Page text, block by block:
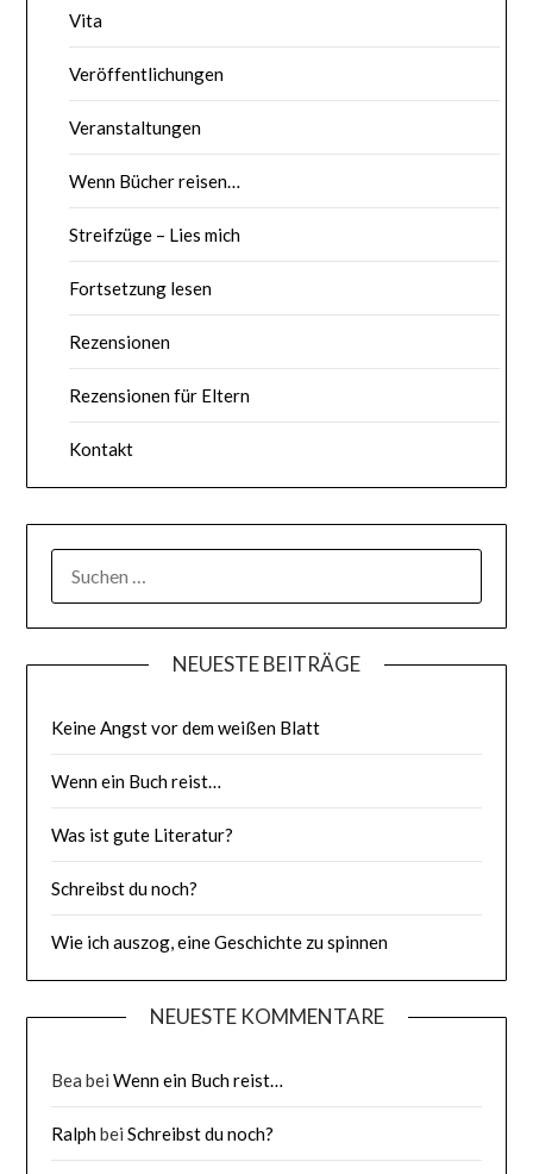
Vita
Veröffentlichungen
Veranstaltungen
Wenn Bücher reisen…
Streifzüge – Lies mich
Fortsetzung lesen
Rezensionen
Rezensionen für Eltern
Kontakt
NACH:
NEUESTE BEITRÄGE
Keine Angst vor dem weißen Blatt
Wenn ein Buch reist…
Was ist gute Literatur?
Schreibst du noch?
Wie ich auszog, eine Geschichte zu spinnen
NEUESTE KOMMENTARE
Bea beiWenn ein Buch reist…
RalphbeiSchreibst du noch?